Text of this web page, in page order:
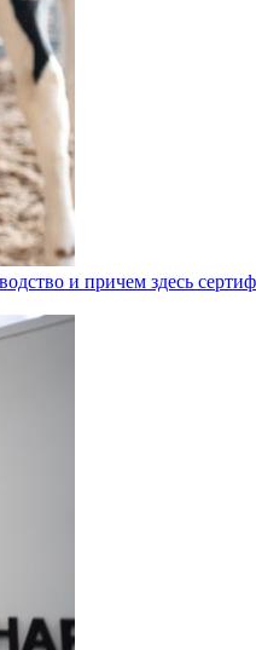
и причем здесь